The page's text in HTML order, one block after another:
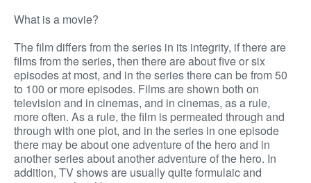
What is a movie?
The film differs from the series in its integrity, if there are
films from the series, then there are about five or six
episodes at most, and in the series there can be from 50
to 100 or more episodes. Films are shown both on
television and in cinemas, and in cinemas, as a rule,
more often. As a rule, the film is permeated through and
through with one plot, and in the series in one episode
there may be about one adventure of the hero and in
another series about another adventure of the hero. In
addition, TV shows are usually quite formulaic and